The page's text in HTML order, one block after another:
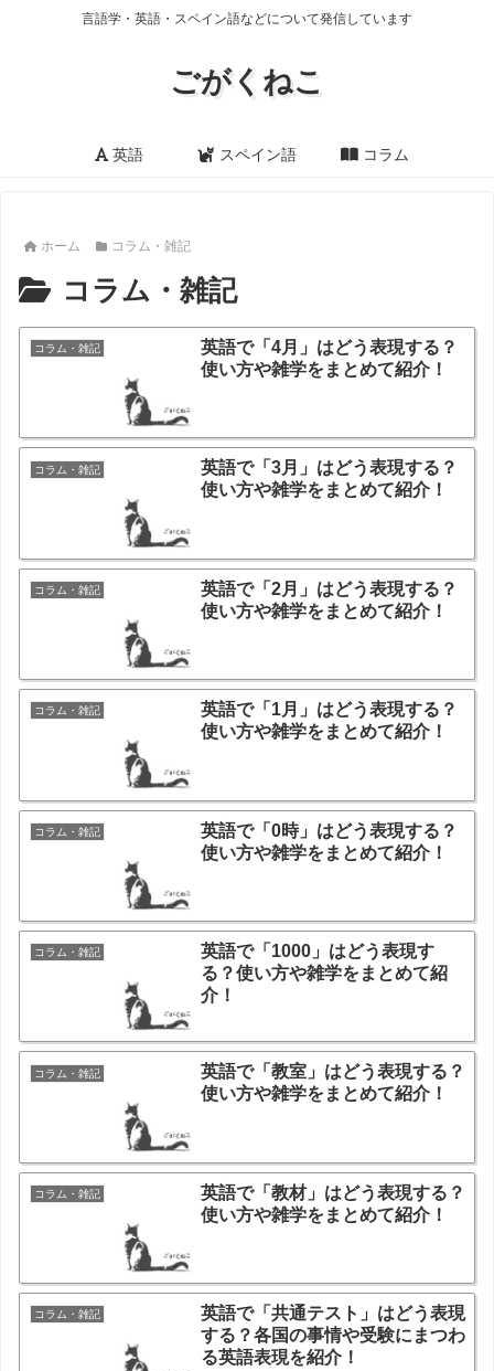
言語学・英語・スペイン語などについて発信しています
ごがくねこ
英語 スペイン語 コラム
ホーム コラム・雑記
コラム・雑記
コラム・雑記
英語で「4月」はどう表現する？
使い方や雑学をまとめて紹介！
コラム・雑記
英語で「3月」はどう表現する？
使い方や雑学をまとめて紹介！
コラム・雑記
英語で「2月」はどう表現する？
使い方や雑学をまとめて紹介！
コラム・雑記
英語で「1月」はどう表現する？
使い方や雑学をまとめて紹介！
コラム・雑記
英語で「0時」はどう表現する？
使い方や雑学をまとめて紹介！
コラム・雑記
英語で「1000」はどう表現す
る？使い方や雑学をまとめて紹
介！
コラム・雑記
英語で「教室」はどう表現する？
使い方や雑学をまとめて紹介！
コラム・雑記
英語で「教材」はどう表現する？
使い方や雑学をまとめて紹介！
コラム・雑記
英語で「共通テスト」はどう表現
する？各国の事情や受験にまつわ
る英語表現を紹介！